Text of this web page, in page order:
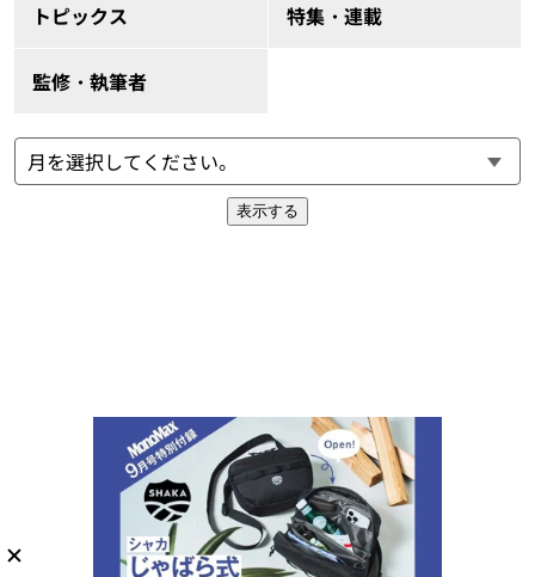
トピックス 特集・連載
監修・執筆者
表示する